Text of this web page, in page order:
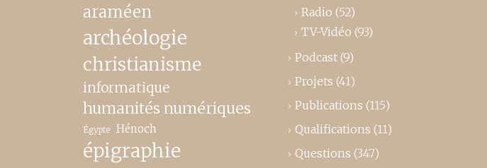
araméen
archéologie
christianisme
informatique
humanités numériques
Égypte Hénoch
épigraphie
Radio (52)
TV-Vidéo (93)
Podcast (9)
Projets (41)
Publications (115)
Qualifications (11)
Questions (347)